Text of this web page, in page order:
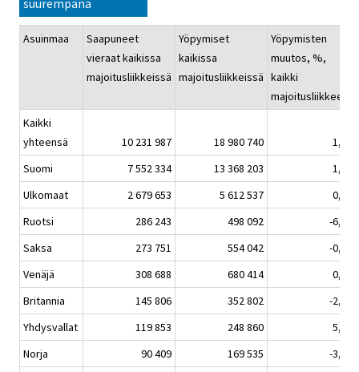
suurempana
Asuinmaa
Saapuneet
vieraat kaikissa
majoitusliikkeissä
Yöpymiset
kaikissa
majoitusliikkeissä
Yöpymisten
muutos, %,
kaikki
majoitusliikkeet
Kaikki
yhteensä
10 231 987 18 980 740 1,2
Suomi
7 552 334 13 368 203 1,5
Ulkomaat
2 679 653 5 612 537
0,7
Ruotsi
286 243 498 092
-6,9
Saksa
273 751 554 042
-0,1
Venäjä
308 688 680 414
0,3
Britannia
145 806 352 802
-2,9
Yhdysvallat
119 853 248 860
5,1
Norja
90 409 169 535
-3,4